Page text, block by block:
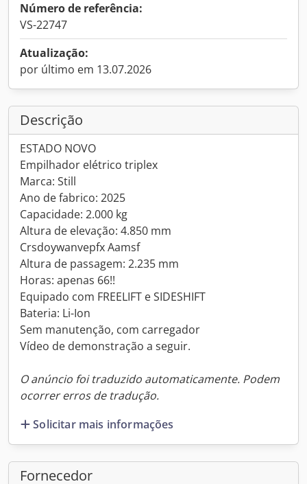
Número de referência:
VS-22747
Atualização:
por último em 13.07.2026
Descrição
ESTADO NOVO
Empilhador elétrico triplex
Marca: Still
Ano de fabrico: 2025
Capacidade: 2.000 kg
Altura de elevação: 4.850 mm
Crsdoywanvepfx Aamsf
Altura de passagem: 2.235 mm
Horas: apenas 66!!
Equipado com FREELIFT e SIDESHIFT
Bateria: Li-Ion
Sem manutenção, com carregador
Vídeo de demonstração a seguir.
O anúncio foi traduzido automaticamente. Podem
ocorrer erros de tradução.
Solicitar mais informações
Fornecedor